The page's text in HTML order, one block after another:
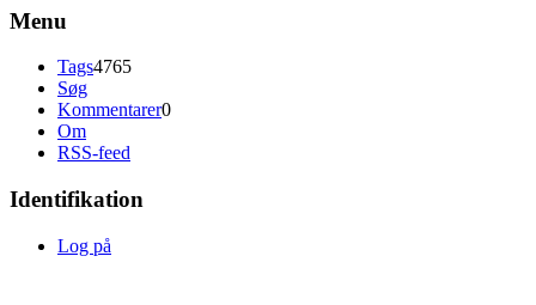
Menu
Tags4765
Søg
Kommentarer0
Om
RSS-feed
Identifikation
Log på